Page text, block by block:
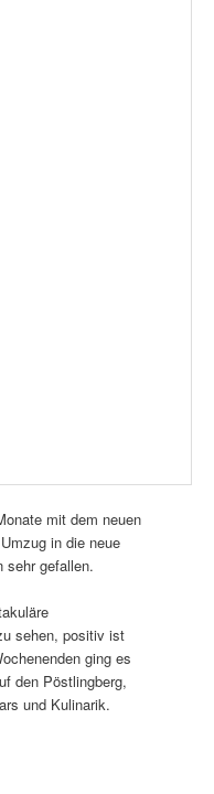
mit dem neuen
in die neue
sehr gefallen.
sehen, positiv ist
ging es
den Pöstlingberg,
und Kulinarik.